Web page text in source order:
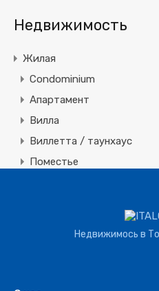
Недвижимость
Жилая
Condominium
Апартамент
Вилла
Виллетта / таунхаус
Поместье
Недвижимось в